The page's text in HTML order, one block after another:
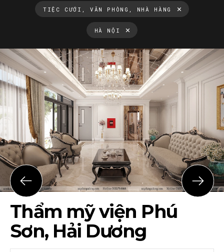
Thông tin luôn cập nhật
Xu hướng thiết kế nội thất mới nhất tại Việt Nam và trên thế
giới
Họ tên*
Email*
TIỆC CƯỚI, VĂN PHÒNG, NHÀ HÀNG
HÀ NỘI
Thẩm mỹ viện Phú
Sơn, Hải Dương